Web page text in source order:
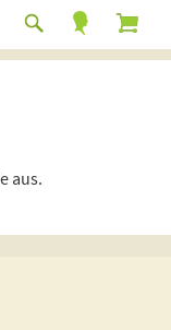
aus.